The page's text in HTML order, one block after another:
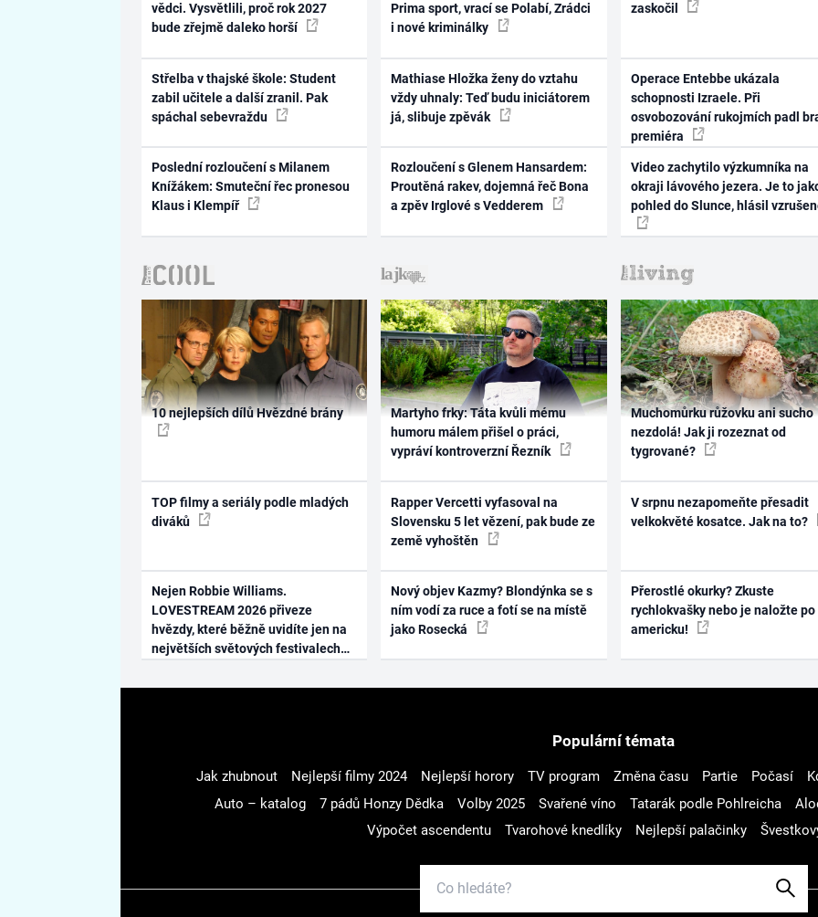
vědci. Vysvětlili, proč rok 2027
bude zřejmě daleko horší
Střelba v thajské škole: Student
zabil učitele a další zranil. Pak
spáchal sebevraždu
Poslední rozloučení s Milanem
Knížákem: Smuteční řec pronesou
Klaus i Klempíř
Prima sport, vrací se Polabí, Zrádci
i nové kriminálky
Mathiase Hložka ženy do vztahu
vždy uhnaly: Teď budu iniciátorem
já, slibuje zpěvák
Rozloučení s Glenem Hansardem:
Proutěná rakev, dojemná řeč Bona
a zpěv Irglové s Vedderem
zaskočil
Operace Entebbe ukázala
schopnosti Izraele. Při
osvobozování rukojmích padl
premiéra
Video zachytilo výzkumníka na
okraji lávového jezera. Je to
pohled do Slunce, hlásil
10 nejlepších dílů Hvězdné brány
TOP filmy a seriály podle mladých
diváků
Nejen Robbie Williams.
LOVESTREAM 2026 přiveze
hvězdy, které běžně uvidíte jen na
největších světových festivalech
Martyho frky: Táta kvůli mému
humoru málem přišel o práci,
vypráví kontroverzní Řezník
Rapper Vercetti vyfasoval na
Slovensku 5 let vězení, pak bude ze
země vyhoštěn
Nový objev Kazmy? Blondýnka se s
ním vodí za ruce a fotí se na místě
jako Rosecká
Muchomůrku růžovku ani sucho
nezdolá! Jak ji rozeznat od
tygrované?
V srpnu nezapomeňte přesadit
velkokvěté kosatce. Jak na to?
Přerostlé okurky? Zkuste
rychlokvašky nebo je naložte po
americku!
Populární témata
Jak zhubnout Nejlepší filmy 2024 Nejlepší horory TV program Změna času Partie Počasí
Auto – katalog
7 pádů Honzy Dědka Volby 2025 Svařené víno Tatarák podle Pohlreicha
Výpočet ascendentu
Tvarohové knedlíky Nejlepší palačinky